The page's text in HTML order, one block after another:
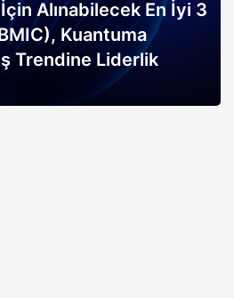
Alınabilecek En İyi 3
Kuantuma
Trendine Liderlik